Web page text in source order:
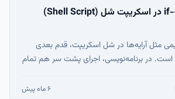
آموزش کامل if-else در اسکریپت شل (Shell Script)
مثل آرایه‌ها در شل اسکریپت، قدم بعدی
در برنامه‌نویسی، اجرای پشت سر هم تمام
۶ ماه پیش